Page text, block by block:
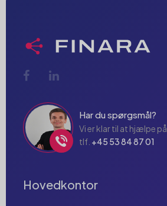
Har du spørgsmål?
Vi er klar til at hjælpe på
tlf. +45 53 84 87 01
Hovedkontor